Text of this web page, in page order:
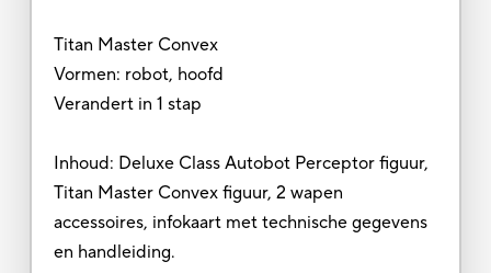
Titan Master Convex
Vormen: robot, hoofd
Verandert in 1 stap
Inhoud: Deluxe Class Autobot Perceptor figuur,
Titan Master Convex figuur, 2 wapen
accessoires, infokaart met technische gegevens
en handleiding.